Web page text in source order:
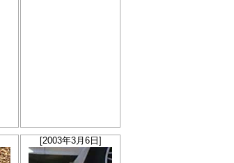
[2003年3月6日]